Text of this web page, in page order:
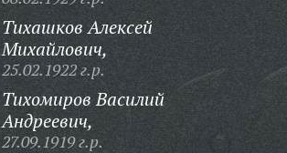
Тихашков Алексей
Михайлович,
25.02.1922 г.р.
Тихомиров Василий
Андреевич,
27.09.1919 г.р.